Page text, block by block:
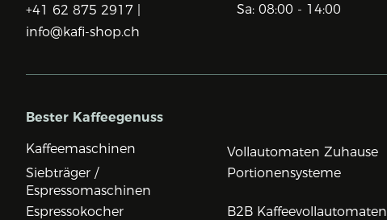
+41 62 875 2917 |
info@kafi-shop.ch
Sa: 08:00 - 14:00
Bester Kaffeegenuss
Kaffeemaschinen
Vollautomaten Zuhause
Siebträger /
Espressomaschinen
Portionensysteme
Espressokocher
B2B Kaffeevollautomaten